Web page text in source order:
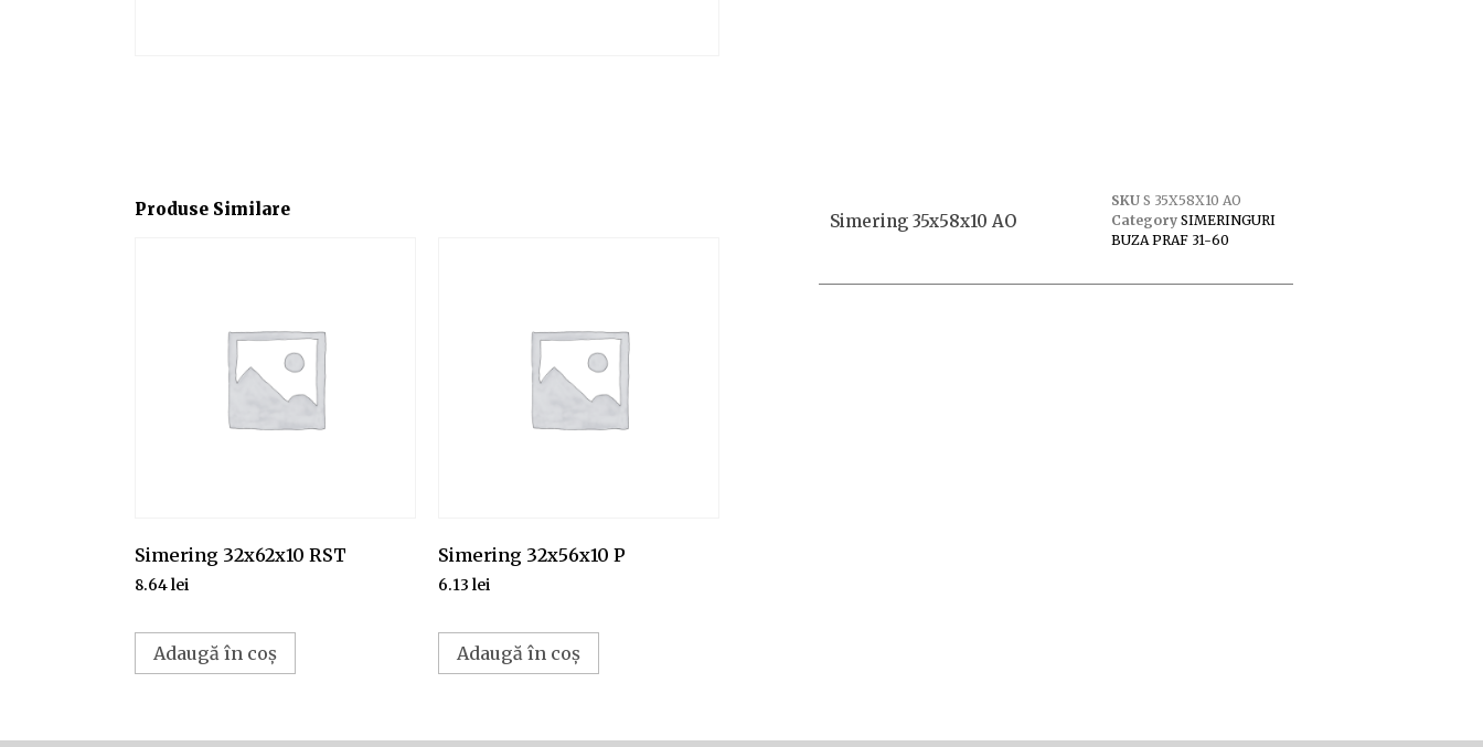
Produse Similare
Simering 32x62x10 RST
8.64lei
Adaugă în coș
Simering 32x56x10 P
6.13 lei
Adaugă în coș
Simering 35x58x10 AO
SKU S 35X58X10 AO
Category SIMERINGURI
BUZA PRAF 31-60